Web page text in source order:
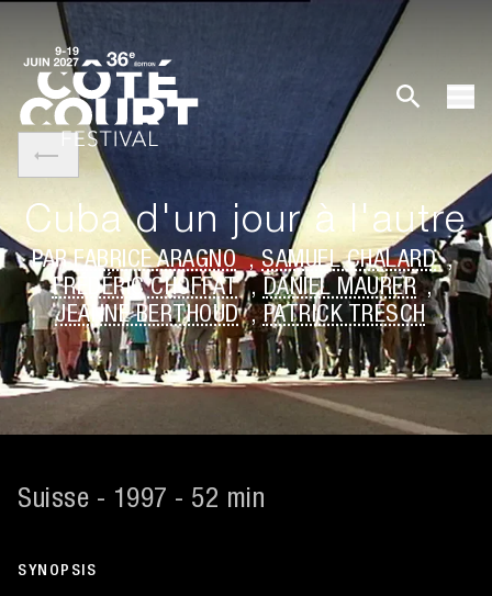
Cuba d'un jour à l'autre
PAR FABRICE ARAGNO ,SAMUEL CHALARD ,
FRÉDÉRIC CHOFFAT , DANIEL MAURER ,
JEANNE BERTHOUD ,PATRICK TRESCH
Suisse - 1997 - 52 min
SYNOPSIS